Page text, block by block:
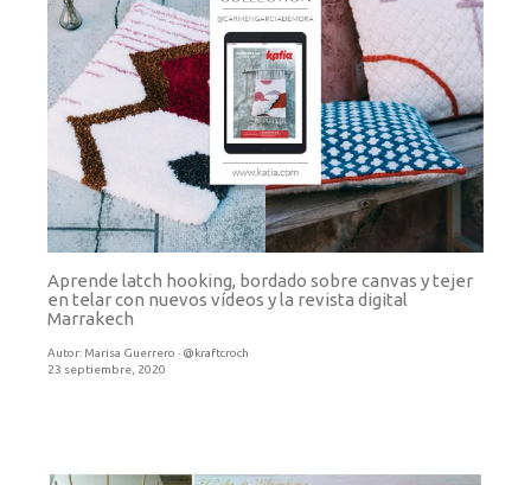
Aprende latch hooking, bordado sobre canvas y tejer
en telar con nuevos vídeos y la revista digital
Marrakech
Autor: Marisa Guerrero · @kraftcroch
23 septiembre, 2020